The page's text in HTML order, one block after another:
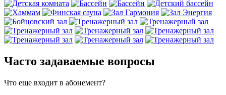
Часто задаваемые вопросы
Что еще входит в абонемент?